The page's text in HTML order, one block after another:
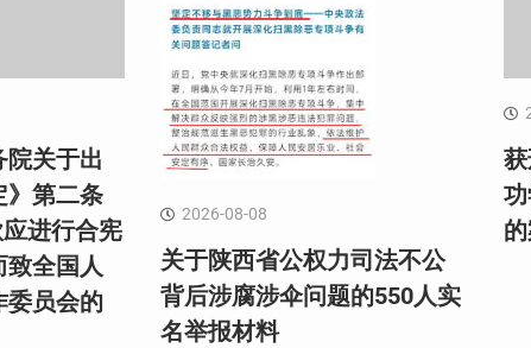
关于出
》第二条
进行合宪
致全国人
委员会的
2026-08-08
关于陕西省公权力司法不公
背后涉腐涉伞问题的550人实
名举报材料